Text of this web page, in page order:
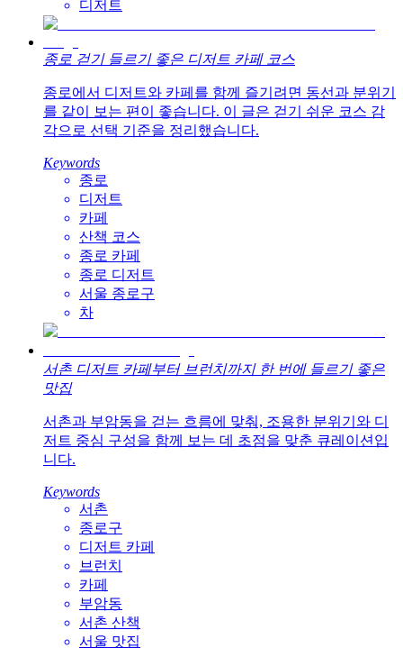
디저트
종로 걷기 들르기 좋은 디저트 카페 코스
종로에서 디저트와 카페를 함께 즐기려면 동선과 분위기
를 같이 보는 편이 좋습니다. 이 글은 걷기 쉬운 코스 감
각으로 선택 기준을 정리했습니다.
Keywords
종로
디저트
카페
산책 코스
종로 카페
종로 디저트
서울 종로구
차
서촌 디저트 카페부터 브런치까지 한 번에 들르기 좋은
맛집
서촌과 부암동을 걷는 흐름에 맞춰, 조용한 분위기와 디
저트 중심 구성을 함께 보는 데 초점을 맞춘 큐레이션입
니다.
Keywords
서촌
종로구
디저트 카페
브런치
카페
부암동
서촌 산책
서울 맛집